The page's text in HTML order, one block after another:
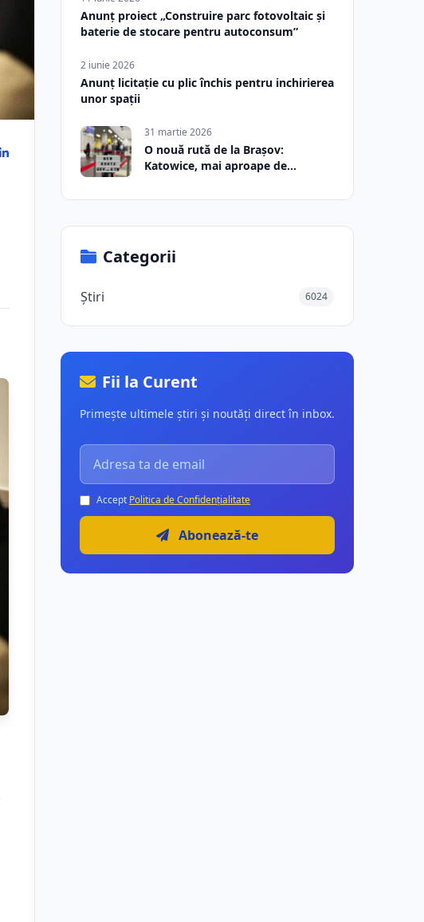
Anunț proiect „Construire parc fotovoltaic și
baterie de stocare pentru autoconsum”
2 iunie 2026
Anunț licitație cu plic închis pentru inchirierea
unor spații
31 martie 2026
O nouă rută de la Brașov:
Katowice, mai aproape de
Categorii
Știri 6024
Fii la Curent
Primește ultimele știri și noutăți direct în inbox.
Accept Politica de Confidențialitate
Abonează-te